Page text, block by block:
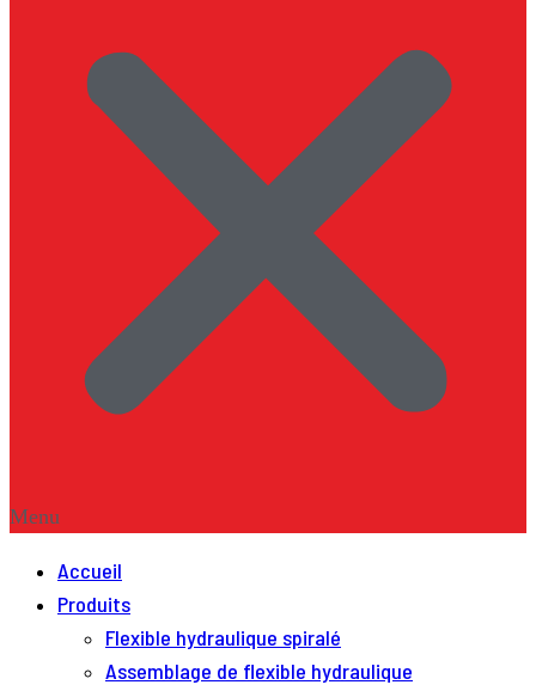
Menu
Accueil
Produits
Flexible hydraulique spiralé
Assemblage de flexible hydraulique